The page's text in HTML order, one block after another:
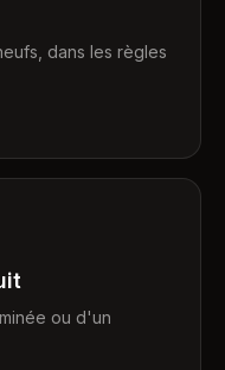
dans les règles
ou d'un